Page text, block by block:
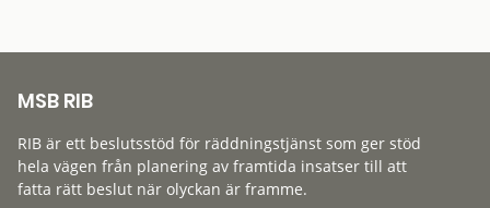
MSB RIB
RIB är ett beslutsstöd för räddningstjänst som ger stöd
hela vägen från planering av framtida insatser till att
fatta rätt beslut när olyckan är framme.